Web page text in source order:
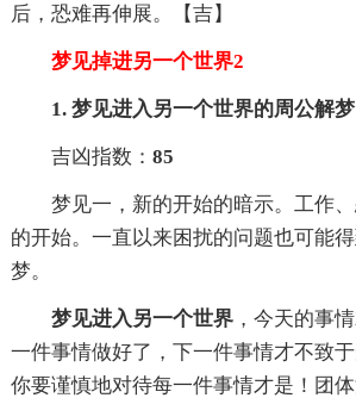
后，恐难再伸展。【吉】
梦见掉进另一个世界2
1. 梦见进入另一个世界的周公解梦
吉凶指数： 85
梦见一，新的开始的暗示。工作
的开始。一直以来困扰的问题也可能
梦。
梦见进入另一个世界，今天的事
一件事情做好了，下一件事情才不致
你要谨慎地对待每一件事情才是！团